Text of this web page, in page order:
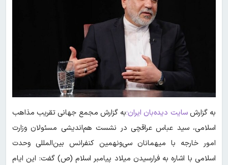
به گزارشسایت دیده‌بان ایران؛به گزارش مجمع جهانی تقریب مذاهب
اسلامی، سید عباس عراقچی در نشست هم‌اندیشی مسئولان وزارت
امور خارجه با میهمانان سی‌ونهمین کنفرانس بین‌المللی وحدت
اسلامی با اشاره به فرارسیدن میلاد پیامبر اسلام (ص) گفت: این ایام